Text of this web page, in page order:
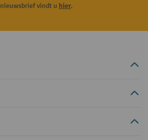
nieuwsbrief vindt u hier.